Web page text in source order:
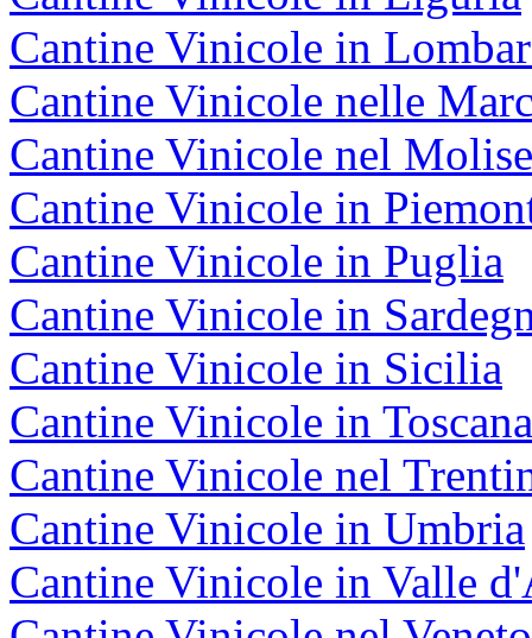
Cantine Vinicole in
Cantine Vinicole nelle
Cantine Vinicole nel Molise
Cantine Vinicole in
Cantine Vinicole in Puglia
Cantine Vinicole in
Cantine Vinicole in Sicilia
Cantine Vinicole in Toscana
Cantine Vinicole nel
Cantine Vinicole in Umbria
Cantine Vinicole in Valle